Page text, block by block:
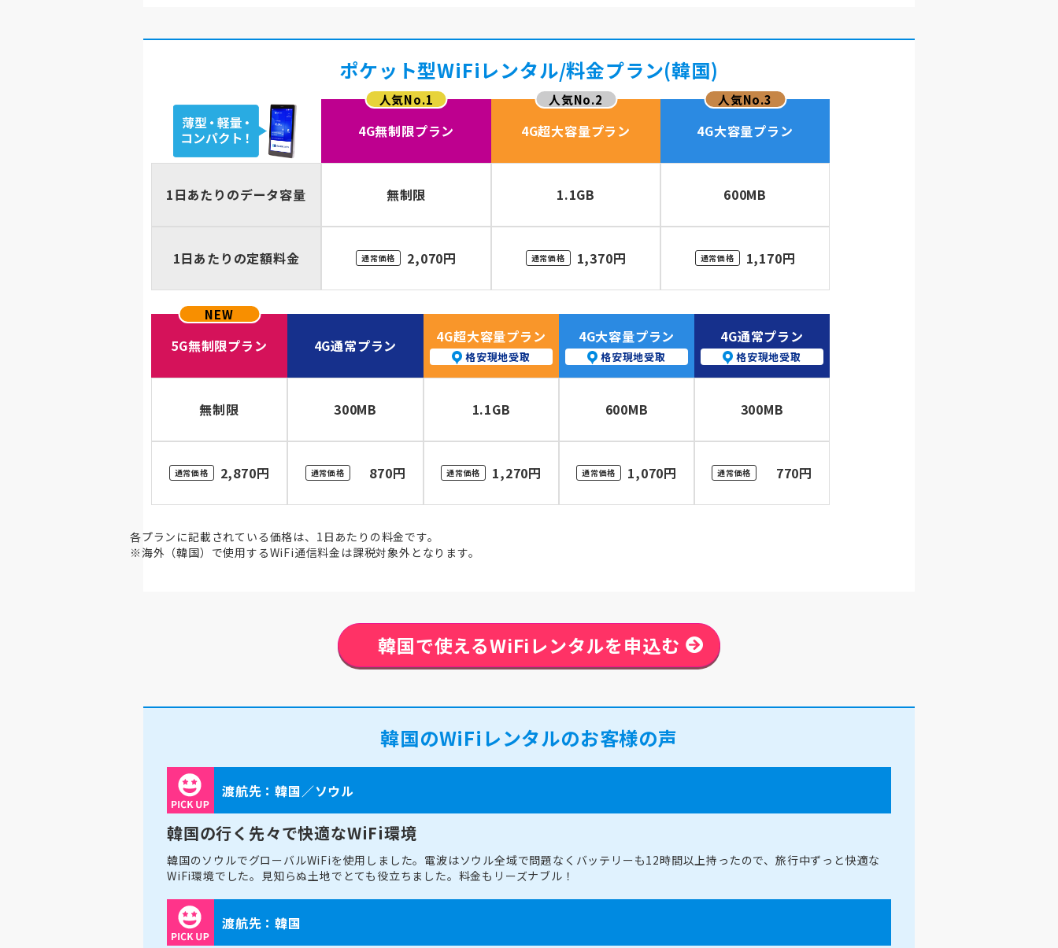
ポケット型WiFiレンタル/料金プラン(韓国)
4G無制限プラン 4G超大容量プラン 4G大容量プラン
1日あたりのデータ容量 無制限 1.1GB 600MB
1日あたりの定額料金 通常価格 2,070円 通常価格 1,370円 通常価格 1,170円
5G無制限プラン 4G通常プラン 4G超大容量プラン
格安現地受取
4G大容量プラン
格安現地受取
4G通常プラン
格安現地受取
無制限 300MB 1.1GB 600MB 300MB
通常価格 2,870円 通常価格 870円 通常価格 1,270円 通常価格 1,070円 通常価格 770円
各プランに記載されている価格は、1日あたりの料金です。
※海外（韓国）で使用するWiFi通信料金は課税対象外となります。
韓国で使えるWiFiレンタルを申込む
韓国のWiFiレンタルのお客様の声
渡航先：韓国／ソウル
韓国の行く先々で快適なWiFi環境
韓国のソウルでグローバルWiFiを使用しました。電波はソウル全域で問題なくバッテリーも12時間以上持ったので、旅行中ずっと快適な
WiFi環境でした。見知らぬ土地でとても役立ちました。料金もリーズナブル！
渡航先：韓国